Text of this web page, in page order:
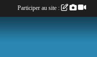
Participer au site :